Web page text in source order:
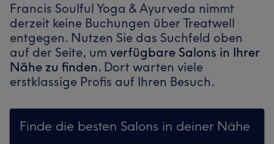
Francis Soulful Yoga & Ayurveda nimmt
derzeit keine Buchungen über Treatwell
entgegen. Nutzen Sie das Suchfeld oben
auf der Seite, um verfügbare Salons in Ihrer
Nähe zu finden. Dort warten viele
erstklassige Profis auf Ihren Besuch.
Finde die besten Salons in deiner Nähe